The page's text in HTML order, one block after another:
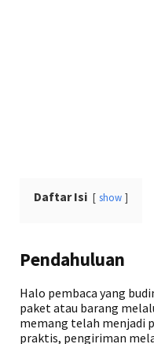
Daftar Isi show
Pendahuluan
Halo pembaca yang
paket atau barang
memang telah menjadi
praktis, pengiriman